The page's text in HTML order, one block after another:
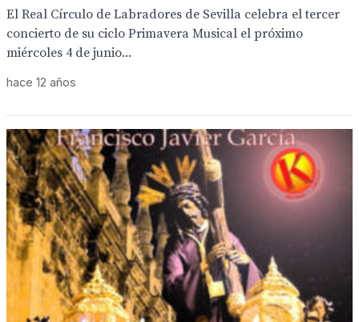
El Real Círculo de Labradores de Sevilla celebra el tercer
concierto de su ciclo Primavera Musical el próximo
miércoles 4 de junio...
hace 12 años